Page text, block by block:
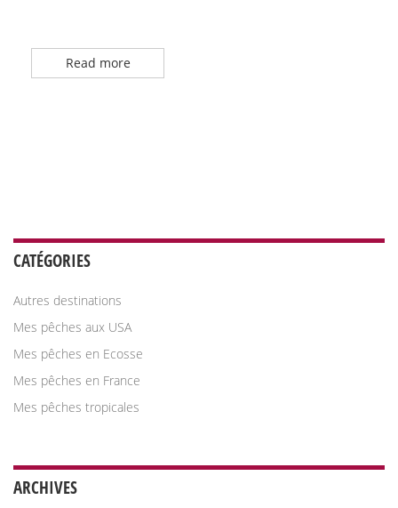
Read more
CATÉGORIES
Autres destinations
Mes pêches aux USA
Mes pêches en Ecosse
Mes pêches en France
Mes pêches tropicales
ARCHIVES